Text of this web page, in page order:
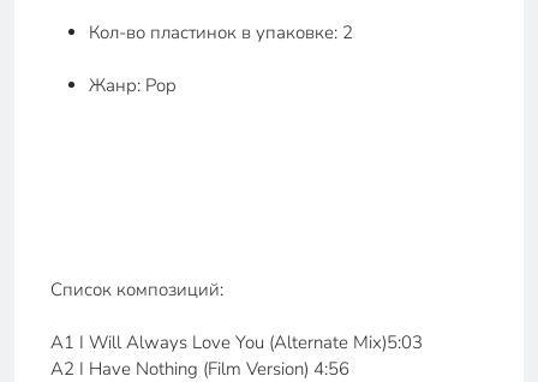
Кол-во пластинок в упаковке: 2
Жанр: Pop
Список композиций:
A1 I Will Always Love You (Alternate Mix)5:03
A2 I Have Nothing (Film Version) 4:56